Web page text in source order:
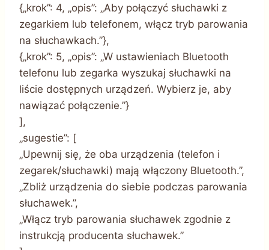
{„krok”: 4, „opis”: „Aby połączyć słuchawki z
zegarkiem lub telefonem, włącz tryb parowania
na słuchawkach.”},
{„krok”: 5, „opis”: „W ustawieniach Bluetooth
telefonu lub zegarka wyszukaj słuchawki na
liście dostępnych urządzeń. Wybierz je, aby
nawiązać połączenie.”}
],
„sugestie”: [
„Upewnij się, że oba urządzenia (telefon i
zegarek/słuchawki) mają włączony Bluetooth.”,
„Zbliż urządzenia do siebie podczas parowania
słuchawek.”,
„Włącz tryb parowania słuchawek zgodnie z
instrukcją producenta słuchawek.”